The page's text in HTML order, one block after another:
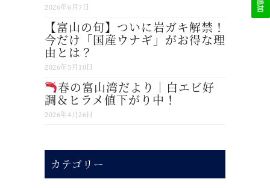
2026年6月7日
【富山の旬】ついに岩ガキ解禁！
今だけ「国産ウナギ」がお得な理
由とは？
2026年5月10日
春の富山湾だより｜白エビ好
調＆ヒラメ値下がり中！
2026年4月26日
カテゴリー